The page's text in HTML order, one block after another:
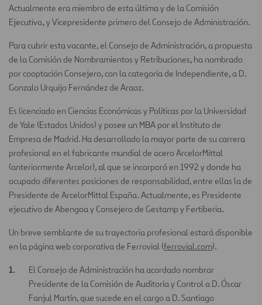
Actualmente era miembro de esta última y de la Comisión
Ejecutiva, y Vicepresidente primero del Consejo de Administración.
Para cubrir esta vacante, el Consejo de Administración, a propuesta
de la Comisión de Nombramientos y Retribuciones, ha nombrado
por cooptación Consejero, con la categoría de Independiente, a D.
Gonzalo Urquijo Fernández de Araoz.
Es licenciado en Ciencias Económicas y Políticas por la Universidad
de Yale (Estados Unidos) y posee un MBA por el Instituto de
Empresa de Madrid. Ha desarrollado la mayor parte de su carrera
profesional en el fabricante mundial de acero ArcelorMittal
(anteriormente Arcelor), al que se incorporó en 1992 y donde ha
ocupado diferentes posiciones de responsabilidad, entre ellas la de
Presidente de ArcelorMittal España. Actualmente, es Presidente
ejecutivo de Abengoa y Consejero de Gestamp y Fertiberia.
Un breve semblante de su trayectoria profesional estará disponible
en la página web corporativa de Ferrovial (ferrovial.com).
El Consejo de Administración ha acordado nombrar
Presidente de la Comisión de Auditoría y Control a D. Óscar
Fanjul Martín, que sucede en el cargo a D. Santiago